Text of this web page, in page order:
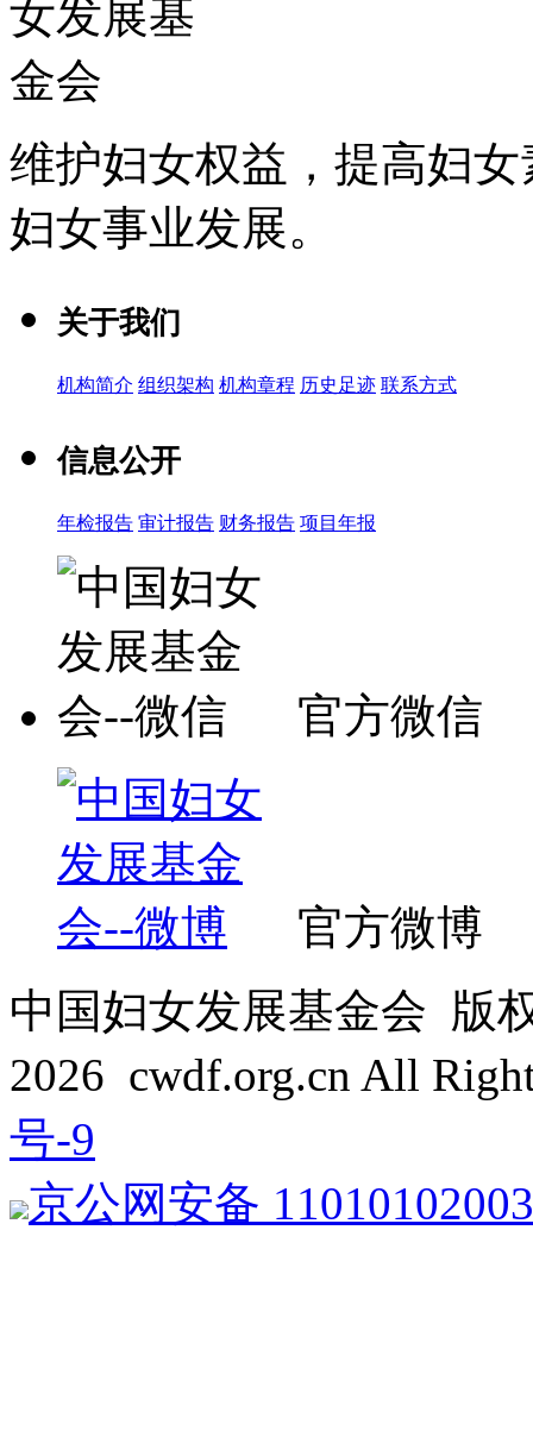
维护妇女权益，提高妇
妇女事业发展。
关于我们
机构简介 组织架构 机构章程 历史足迹 联系方式
信息公开
年检报告 审计报告 财务报告 项目年报
官方微信
官方微博
中国妇女发展基金会 版
2026 cwdf.org.cn All
号-9
京公网安备